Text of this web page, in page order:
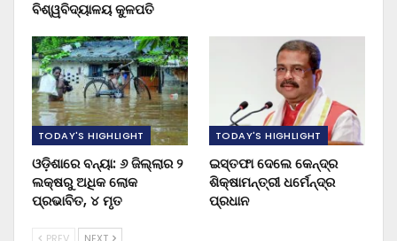
ବିଶ୍ୱବିଦ୍ୟାଳୟ କୁଳପତି
TODAY'S HIGHLIGHT
ଓଡ଼ିଶାରେ ବନ୍ୟା: ୬ ଜିଲ୍ଲାର ୨
ଲକ୍ଷରୁ ଅଧିକ ଲୋକ
ପ୍ରଭାବିତ, ୪ ମୃତ
TODAY'S HIGHLIGHT
ଇସ୍ତଫା ଦେଲେ କେନ୍ଦ୍ର
ଶିକ୍ଷାମନ୍ତ୍ରୀ ଧର୍ମେନ୍ଦ୍ର
ପ୍ରଧାନ